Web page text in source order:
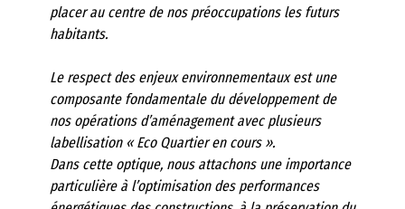
placer au centre de nos préoccupations les futurs
habitants.
Le respect des enjeux environnementaux est une
composante fondamentale du développement de
nos opérations d’aménagement avec plusieurs
labellisation « Eco Quartier en cours ».
Dans cette optique, nous attachons une importance
particulière à l’optimisation des performances